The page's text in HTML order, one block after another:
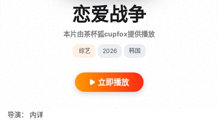
恋爱战争
本片由茶杯狐cupfox提供播放
综艺 2026 韩国
立即播放
导演：
内详